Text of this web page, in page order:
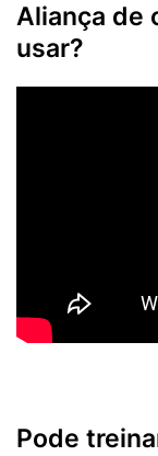
Aliança de
usar?
Pode